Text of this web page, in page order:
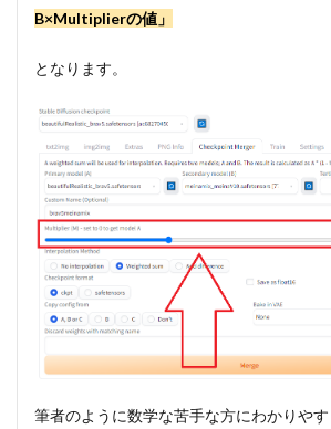
B×Multiplierの値」
となります。
筆者のように数学な苦手な方にわかりやす